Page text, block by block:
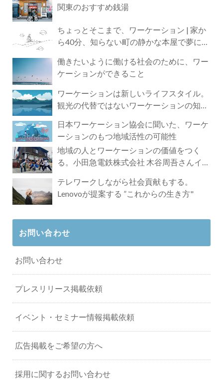
関東のおすすめ銭湯
ちょっとそこまで、ワーケーション | 家か
ら40分、知らない町の静かな本屋で夢に近
働きたいように働ける社会のために、ワー
ケーションができること
ワーケーションは新しいライフスタイル。
観光の代替ではないワーケーションの知ら
日本ワーケーション協会に聞いた、ワーケ
ーションのもつ地域活性の可能性
地域の人とワーケーションの価値をつく
る。小田急電鉄株式会社 木谷周吾さんイン
テレワークしながら社会貢献もする。
Lenovoが提案する ”これからの生き方"
お問い合わせ
お問い合わせ
プレスリリース掲載依頼
イベント・セミナー情報掲載依頼
広告掲載をご希望の方へ
採用に関するお問い合わせ